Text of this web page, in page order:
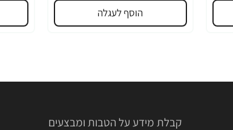
הוסף לעגלה
קבלת מידע על הטבות ומבצעים